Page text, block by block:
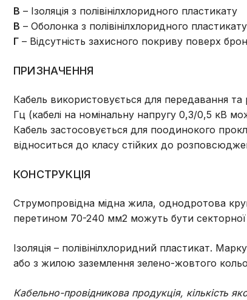
В – Ізоляція з полівінілхлоридного пластикату
В – Оболонка з полівінілхлоридного пластикату
Г – Відсутність захисного покриву поверх
ПРИЗНАЧЕННЯ
Кабель використовується для передавання та
Гц (кабелі на номінальну напругу 0,3/0,5 кВ
Кабель застосовується для поодинокого
відноситься до класу стійких до
КОНСТРУКЦІЯ
Струмопровідна мідна жила, однодротова
перетином 70-240 мм2 можуть бути
Ізоляція – полівінілхлоридний пластикат.
або з жилою заземлення зелено-жовтого
Кабельно-провідникова продукція, кількість